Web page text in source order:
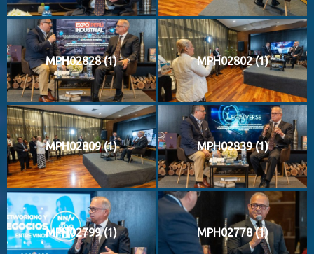
MPH02828 (1) MPH02802 (1)
MPH02809 (1) MPH02839 (1)
MPH02799 (1) MPH02778 (1)